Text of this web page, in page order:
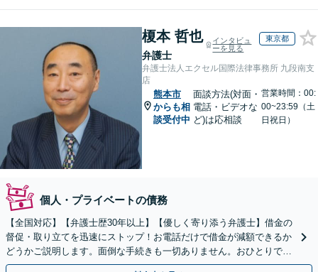
榎本 哲也
弁護士
インタビュ
ーを見る
東京都
弁護士法人エクセル国際法律事務所 九段南支
店
熊本市
からも相
談受付中
面談方法(対面・
電話・ビデオな
ど)は応相談
営業時間：00:
00~23:59（土
日祝日）
個人・プライベートの債務
【全国対応】【弁護士歴30年以上】【優しく寄り添う弁護士】借金の
督促・取り立てを迅速にストップ！お電話だけで借金が減額できるか
どうかご説明します。面倒な手続きも一切ありません。おひとりで悩
まず、お気軽にご相談ください。【電話相談可】